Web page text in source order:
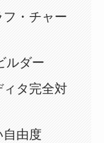
・チャー
ルダー
ィタ完全対
由度